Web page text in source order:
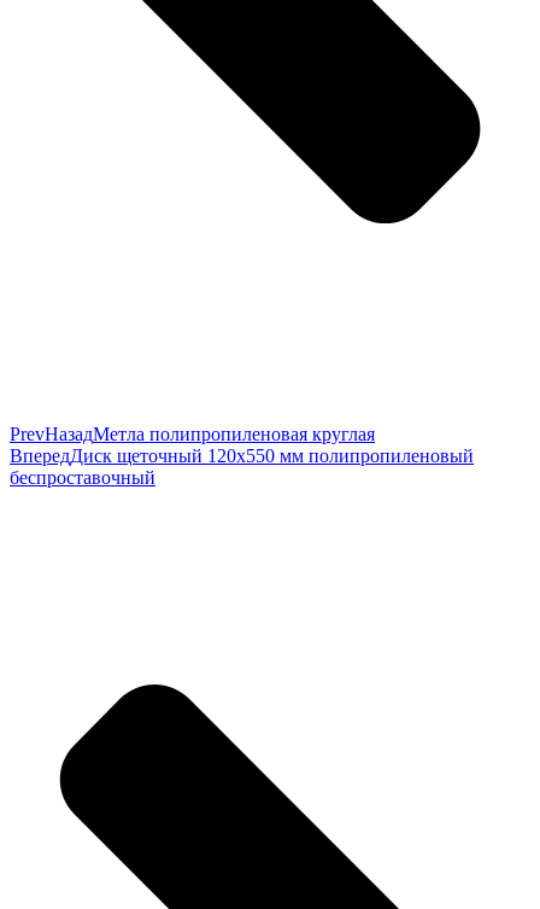
PrevНазадМетла полипропиленовая круглая
ВпередДиск щеточный 120х550 мм полипропиленовый
беспроставочный